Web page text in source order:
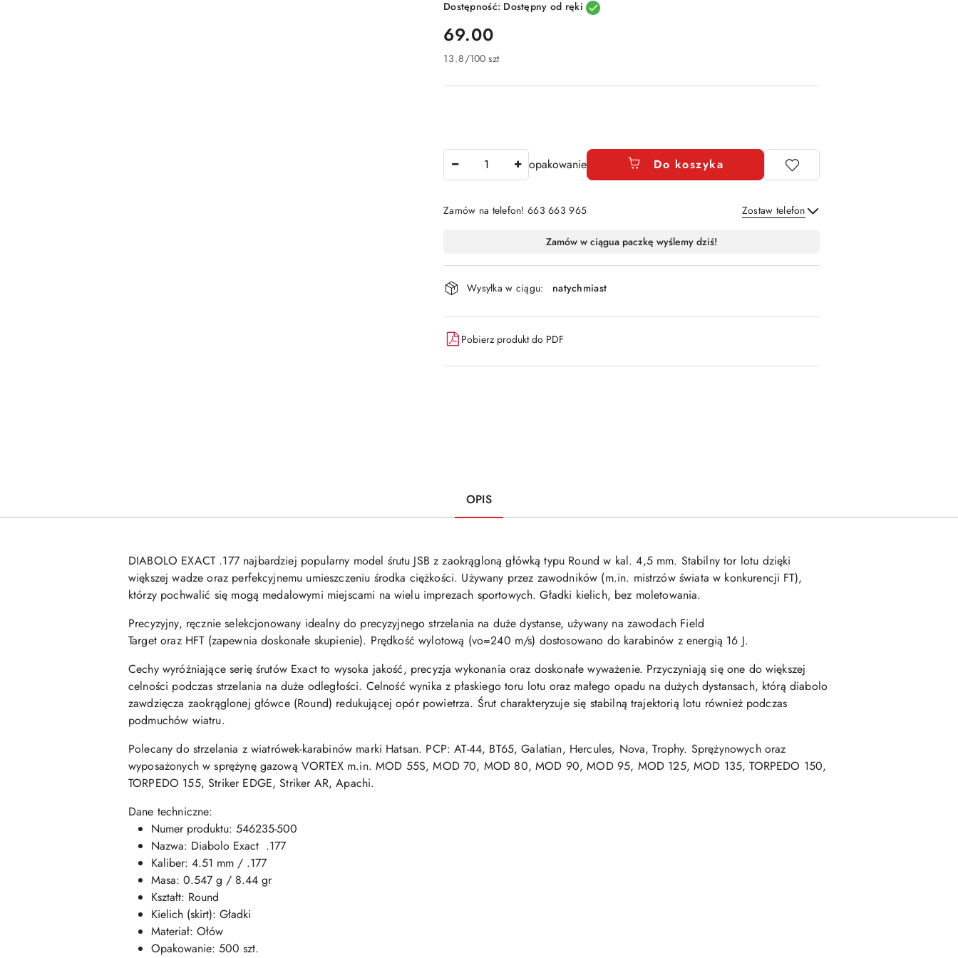
Dostępność: Dostępny od ręki
cena:
69.00
13.8/100 szt
opakowanie Do koszyka
Zamów na telefon! 663 663 965 Zostaw telefon
i
dostawa
Zamów w ciągua paczkę wyślemy dziś!
Wysyłka w ciągu: natychmiast
Pobierz produkt do PDF
OPIS
DIABOLO EXACT .177 najbardziej popularny model śrutu JSB z zaokrągloną główką typu Round w kal. 4,5 mm. Stabilny tor lotu dzięki
większej wadze oraz perfekcyjnemu umieszczeniu środka ciężkości. Używany przez zawodników (m.in. mistrzów świata w konkurencji FT),
którzy pochwalić się mogą medalowymi miejscami na wielu imprezach sportowych. Gładki kielich, bez moletowania.
Precyzyjny, ręcznie selekcjonowany idealny do precyzyjnego strzelania na duże dystanse, używany na zawodach Field
Target oraz HFT (zapewnia doskonałe skupienie). Prędkość wylotową (vo=240 m/s) dostosowano do karabinów z energią 16 J.
Cechy wyróżniające serię śrutów Exact to wysoka jakość, precyzja wykonania oraz doskonałe wyważenie. Przyczyniają się one do większej
celności podczas strzelania na duże odległości. Celność wynika z płaskiego toru lotu oraz małego opadu na dużych dystansach, którą diabolo
zawdzięcza zaokrąglonej główce (Round) redukującej opór powietrza. Śrut charakteryzuje się stabilną trajektorią lotu również podczas
podmuchów wiatru.
Polecany do strzelania z wiatrówek-karabinów marki Hatsan. PCP: AT-44, BT65, Galatian, Hercules, Nova, Trophy. Sprężynowych oraz
wyposażonych w sprężynę gazową VORTEX m.in. MOD 55S, MOD 70, MOD 80, MOD 90, MOD 95, MOD 125, MOD 135, TORPEDO 150,
TORPEDO 155, Striker EDGE, Striker AR, Apachi.
Dane techniczne:
Numer produktu: 546235-500
Nazwa: Diabolo Exact .177
Kaliber: 4.51 mm / .177
Masa: 0.547 g / 8.44 gr
Kształt: Round
Kielich (skirt): Gładki
Materiał: Ołów
Opakowanie: 500 szt.